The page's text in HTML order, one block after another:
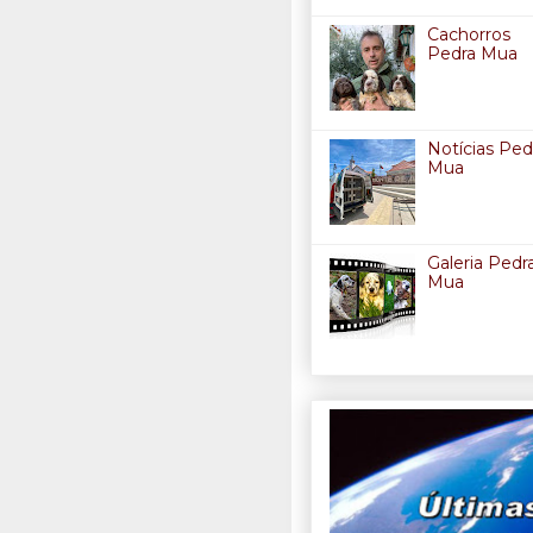
Cachorros
Pedra Mua
Notícias
Mua
Galeria
Mua